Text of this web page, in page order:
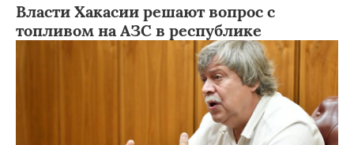
Власти Хакасии решают вопрос с
топливом на АЗС в республике